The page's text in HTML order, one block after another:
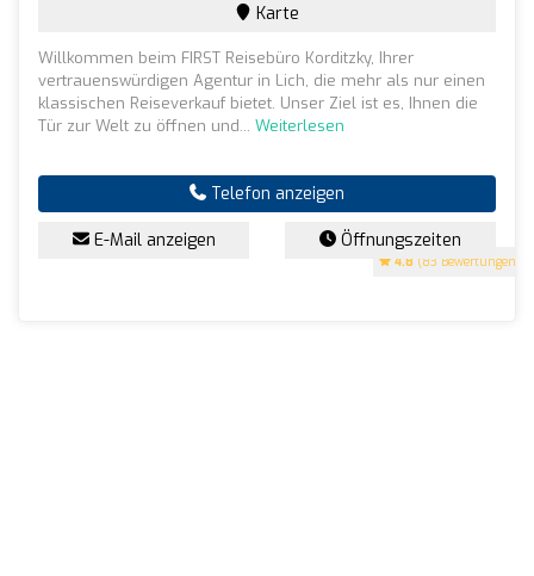
4.8 (83 Bewertungen)
Karte
Willkommen beim FIRST Reisebüro Korditzky, Ihrer
vertrauenswürdigen Agentur in Lich, die mehr als nur einen
klassischen Reiseverkauf bietet. Unser Ziel ist es, Ihnen die
Tür zur Welt zu öffnen und... Weiterlesen
Telefon anzeigen
E-Mail anzeigen Öffnungszeiten